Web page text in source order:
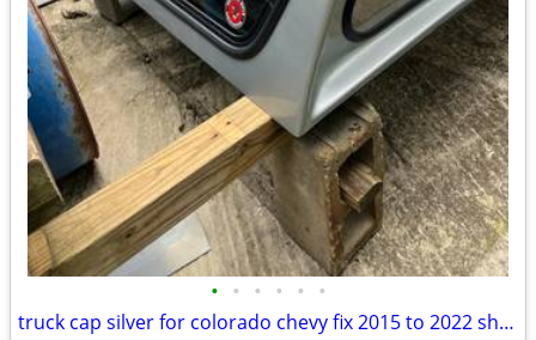
• • • • • •
truck cap silver for colorado chevy fix 2015 to 2022 short bed